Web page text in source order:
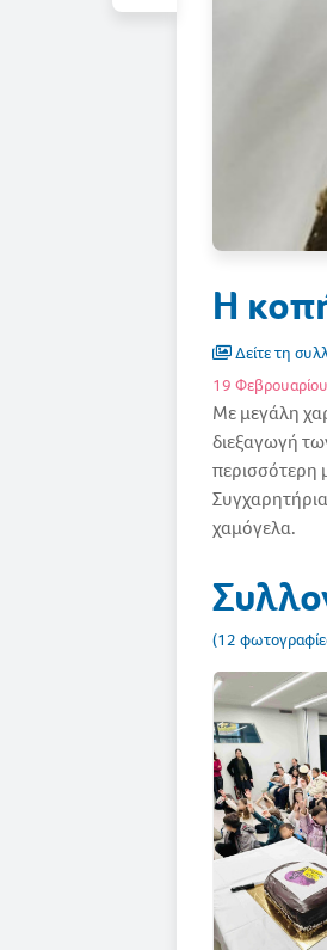
Η
Δείτε τη
19
Με μεγάλη
διεξαγωγή
περισσότερη
χαμόγελα.
(12